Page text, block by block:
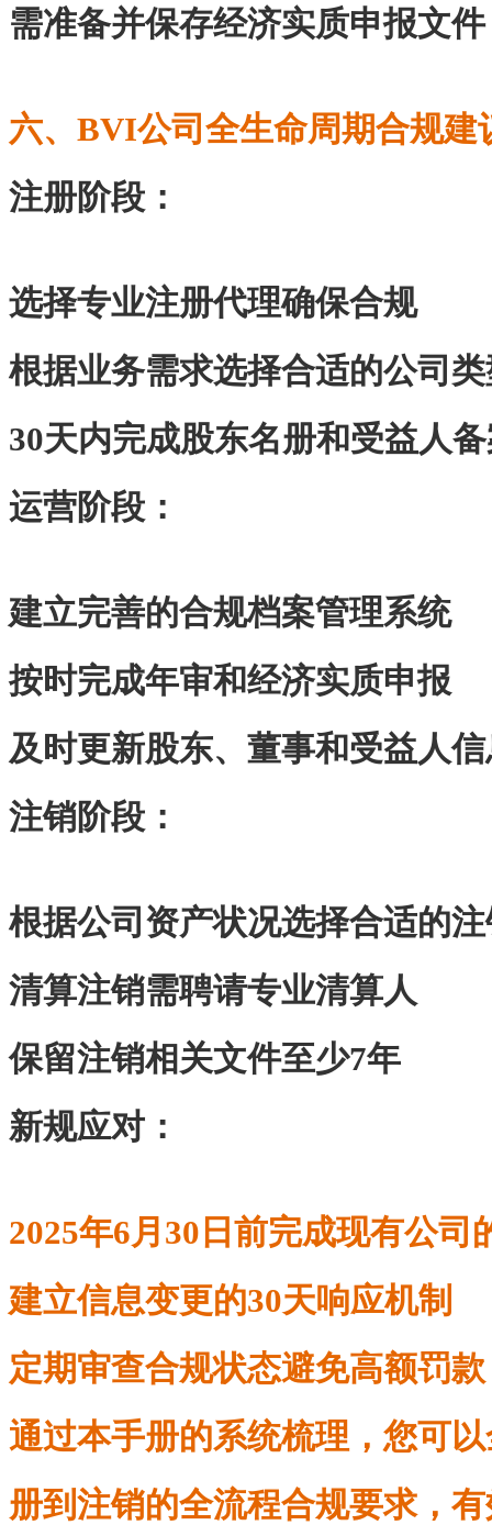
需准备并保存经济实质申报文件
六、BVI公司全生命周期合规建
‌注册阶段‌：
选择专业注册代理确保合规
根据业务需求选择合适的公司
30天内完成股东名册和受益人
‌运营阶段‌：
建立完善的合规档案管理系统
按时完成年审和经济实质申报
及时更新股东、董事和受益人
‌注销阶段‌：
根据公司资产状况选择合适的
清算注销需聘请专业清算人
保留注销相关文件至少7年
‌新规应对‌：
2025年6月30日前完成现有公司
建立信息变更的30天响应机制
定期审查合规状态避免高额罚款
通过本手册的系统梳理，您可
册到注销的全流程合规要求，